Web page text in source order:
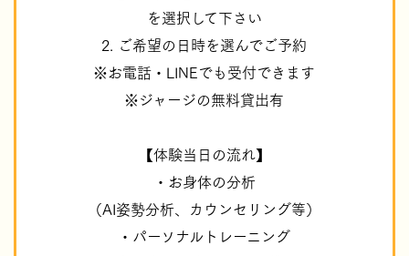
を選択して下さい
2. ご希望の日時を選んでご予約
※お電話・LINEでも受付できます
※ジャージの無料貸出有
【体験当日の流れ】
・お身体の分析
（AI姿勢分析、カウンセリング等）
・パーソナルトレーニング